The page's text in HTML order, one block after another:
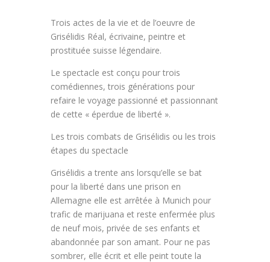
Trois actes de la vie et de l’oeuvre de
Grisélidis Réal, écrivaine, peintre et
prostituée suisse légendaire.
Le spectacle est conçu pour trois
comédiennes, trois générations pour
refaire le voyage passionné et passionnant
de cette « éperdue de liberté ».
Les trois combats de Grisélidis ou les trois
étapes du spectacle
Grisélidis a trente ans lorsqu’elle se bat
pour la liberté dans une prison en
Allemagne elle est arrêtée à Munich pour
trafic de marijuana et reste enfermée plus
de neuf mois, privée de ses enfants et
abandonnée par son amant. Pour ne pas
sombrer, elle écrit et elle peint toute la